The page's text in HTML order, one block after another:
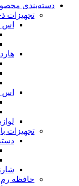
دسته‌بندی
تجهیزات
اس
اس
تجهیزات
حافظه رم